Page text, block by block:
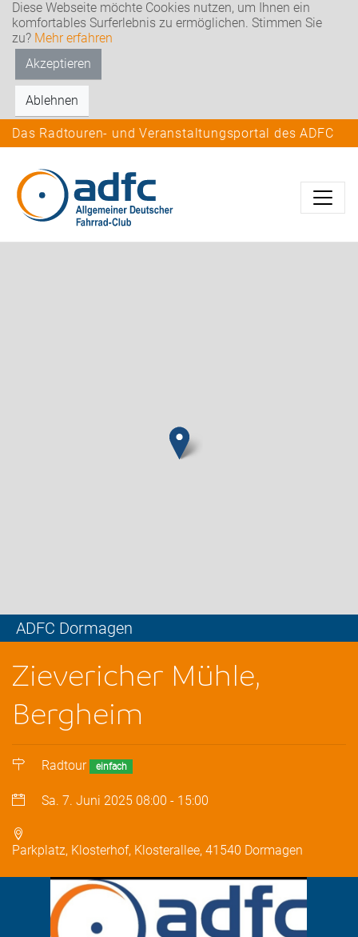
Diese Webseite möchte Cookies nutzen, um Ihnen ein
komfortables Surferlebnis zu ermöglichen. Stimmen Sie
zu? Mehr erfahren
Akzeptieren
Ablehnen
Das Radtouren- und Veranstaltungsportal des ADFC
ADFC Dormagen
Zievericher Mühle,
Bergheim
Radtour einfach
Sa. 7. Juni 2025 08:00 - 15:00
Parkplatz, Klosterhof, Klosterallee, 41540 Dormagen